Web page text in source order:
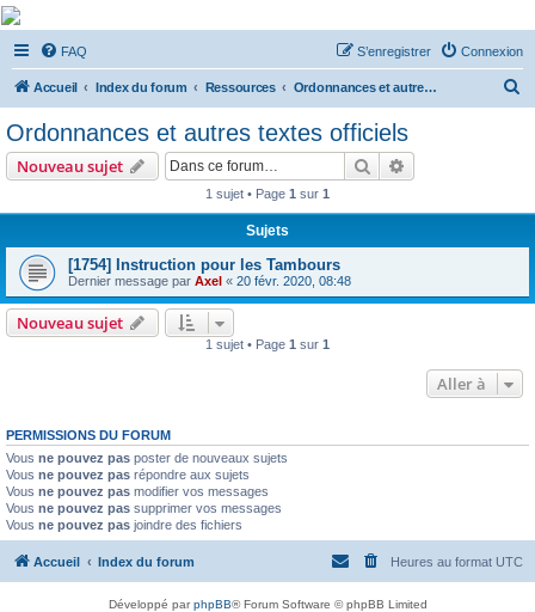
De Musicae Militari -
Forums
Forums de discussions
FAQ Connexion
S’enregistrer
Accueil Index du forum Ressources Ordonnances et autres textes officiels
Ordonnances et autres textes officiels
Nouveau sujet Rechercher
1 sujet • Page 1 sur 1
Sujets
[1754] Instruction pour les Tambours
Dernier message par Axel « 20 févr. 2020, 08:48
Nouveau sujet
1 sujet • Page 1 sur 1
Aller à
PERMISSIONS DU FORUM
Vous ne pouvez pas poster de nouveaux sujets
Vous ne pouvez pas répondre aux sujets
Vous ne pouvez pas modifier vos messages
Vous ne pouvez pas supprimer vos messages
Vous ne pouvez pas joindre des fichiers
Accueil Index du forum Heures au format UTC
Développé parphpBB® Forum Software © phpBB Limited